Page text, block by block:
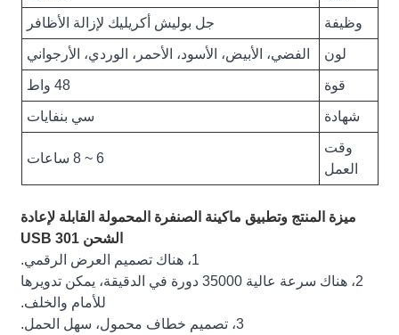
وظيفة جل بوليش أكريليك لإزالة الأظافر
لون الفضي، الأبيض، الأسود، الأحمر، الوردي، الأرجواني
قوة 48 واط
شهادة سي بنفايات
وقت
العمل
6 ~ 8 ساعات
ميزة المنتج وتطبيق ماكينة الصنفرة المحمولة القابلة لإعادة
الشحن USB 301
1، هناك تصميم العرض الرقمي.
2، هناك سرعة عالية 35000 دورة في الدقيقة، يمكن تدويرها
للأمام والخلف.
3، تصميم خطاف محمول، سهل الحمل.